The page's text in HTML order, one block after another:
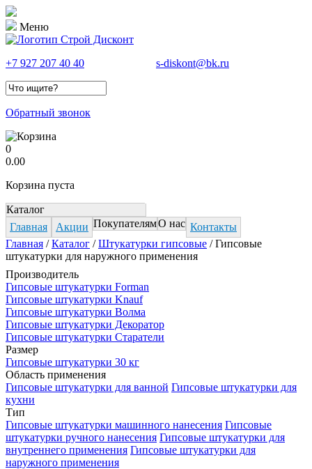
Меню
+7 927 207 40 40 s-diskont@bk.ru
Обратный звонок
0
0.00
Корзина пуста
Каталог
Главная
Акции ПокупателямО нас Контакты
Вы здесь
Главная / Каталог / Штукатурки гипсовые / Гипсовые
штукатурки для наружного применения
Производитель
Гипсовые штукатурки Forman
Гипсовые штукатурки Knauf
Гипсовые штукатурки Волма
Гипсовые штукатурки Декоратор
Гипсовые штукатурки Старатели
Размер
Гипсовые штукатурки 30 кг
Область применения
Гипсовые штукатурки для ванной Гипсовые штукатурки для
кухни
Тип
Гипсовые штукатурки машинного нанесения Гипсовые
штукатурки ручного нанесения Гипсовые штукатурки для
внутреннего применения Гипсовые штукатурки для
наружного применения